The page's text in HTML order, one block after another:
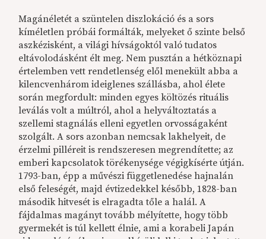
Magánéletét a szüntelen diszlokáció és a sors
kíméletlen próbái formálták, melyeket ő szinte belső
aszkézisként, a világi hívságoktól való tudatos
eltávolodásként élt meg. Nem pusztán a hétköznapi
értelemben vett rendetlenség elől menekült abba a
kilencvenhárom ideiglenes szállásba, ahol élete
során megfordult: minden egyes költözés rituális
leválás volt a múltról, ahol a helyváltoztatás a
szellemi stagnálás elleni egyetlen orvosságaként
szolgált. A sors azonban nemcsak lakhelyeit, de
érzelmi pilléreit is rendszeresen megrendítette; az
emberi kapcsolatok törékenysége végigkísérte útján.
1793-ban, épp a művészi függetlenedése hajnalán
első feleségét, majd évtizedekkel később, 1828-ban
második hitvesét is elragadta tőle a halál. A
fájdalmas magányt tovább mélyítette, hogy több
gyermekét is túl kellett élnie, ami a korabeli Japán